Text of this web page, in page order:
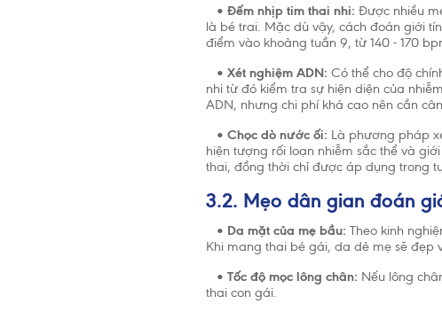
• Đếm nhịp tim thai nhi: Được nhiều
là bé trai. Mặc dù vậy, cách đoán giới
điểm vào khoảng tuần 9, từ 140 - 170
• Xét nghiệm ADN: Có thể cho độ
nhi từ đó kiểm tra sự hiện diện của
ADN, nhưng chi phí khá cao nên cần
• Chọc dò nước ối: Là phương pháp
hiện tượng rối loạn nhiễm sắc thể và
thai, đồng thời chỉ được áp dụng trong
3.2. Mẹo dân gian đoán
• Da mặt của mẹ bầu: Theo kinh
Khi mang thai bé gái, da dẻ mẹ sẽ đẹp
• Tốc độ mọc lông chân: Nếu lông
thai con gái.